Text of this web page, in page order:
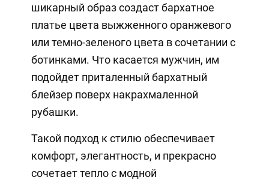
шикарный образ создаст бархатное
платье цвета выжженного оранжевого
или темно-зеленого цвета в сочетании с
ботинками. Что касается мужчин, им
подойдет приталенный бархатный
блейзер поверх накрахмаленной
рубашки.
Такой подход к стилю обеспечивает
комфорт, элегантность, и прекрасно
сочетает тепло с модной